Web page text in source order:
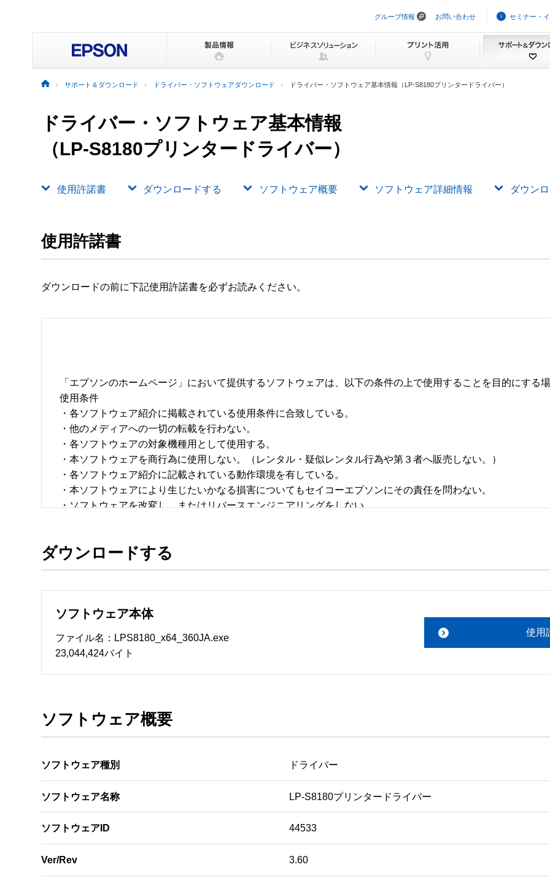
ビ
ョ
を
グループ情報 お問い合わせ セミナー・
サポート＆ダウンロード ドライバー・ソフトウェアダウンロード ドライバー・ソフトウェア基本情報（LP-S8180プリンタードライバー）
ドライバー・ソフトウェア基本情報
（LP-S8180プリンタードライバー）
使用許諾書 ダウンロードする ソフトウェア概要 ソフトウェア詳細情報 ダウン
使用許諾書
ダウンロードの前に下記使用許諾書を必ずお読みください。
「エプソンのホームページ」において提供するソフトウェアは、以下の条件の上で使用することを目的にする
使用条件
・各ソフトウェア紹介に掲載されている使用条件に合致している。
・他のメディアへの一切の転載を行わない。
・各ソフトウェアの対象機種用として使用する。
・本ソフトウェアを商行為に使用しない。（レンタル・疑似レンタル行為や第３者へ販売しない。）
・各ソフトウェア紹介に記載されている動作環境を有している。
・本ソフトウェアにより生じたいかなる損害についてもセイコーエプソンにその責任を問わない。
・ソフトウェアを改変し、またはリバースエンジニアリングをしない。
ソフトウェアのサポート
ソフトウェアの保証範囲
・ソフトウェアは、予告せず改良、変更することがあります。
著作権者
ダウンロードする
ソフトウェア本体
ファイル名：LPS8180_x64_360JA.exe
23,044,424バイト
使用
ソフトウェア概要
ソフトウェア種別 ドライバー
ソフトウェア名称 LP-S8180プリンタードライバー
ソフトウェアID 44533
Ver/Rev 3.60